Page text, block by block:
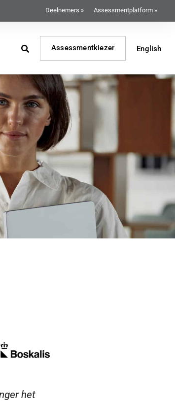
Deelnemers » Assessmentplatform »
Assessmentkiezer English
het